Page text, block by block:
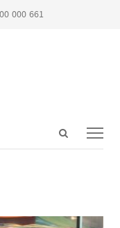
000 661
Open